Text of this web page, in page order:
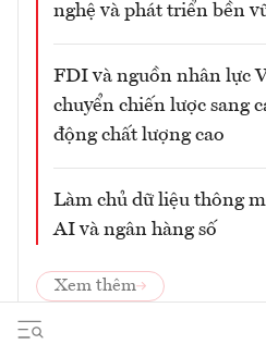
nghệ và phát triển bền
FDI và nguồn nhân lực
chuyển chiến lược sang
động chất lượng cao
Làm chủ dữ liệu thông
AI và ngân hàng số
Xem thêm